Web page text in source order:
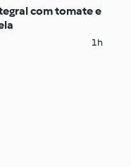
com tomate e
1h